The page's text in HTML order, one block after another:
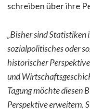
schreiben über ihre
„Bisher sind Statistiken
sozialpolitisches oder
historischer
und
Tagung möchte diesen
Perspektive erweitern.